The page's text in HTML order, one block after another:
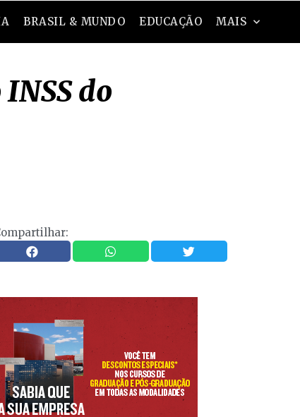
BRASIL & MUNDO EDUCAÇÃO MAIS
do